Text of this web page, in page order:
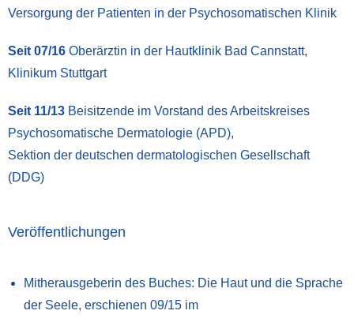
Versorgung der Patienten in der Psychosomatischen Klinik
Seit 07/16 Oberärztin in der Hautklinik Bad Cannstatt,
Klinikum Stuttgart
Seit 11/13 Beisitzende im Vorstand des Arbeitskreises
Psychosomatische Dermatologie (APD),
Sektion der deutschen dermatologischen Gesellschaft
(DDG)
Veröffentlichungen
Mitherausgeberin des Buches: Die Haut und die Sprache
der Seele, erschienen 09/15 im